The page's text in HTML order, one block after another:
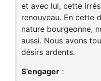
et avec lui, cette
renouveau. En cette
nature bourgeonne,
aussi. Nous avons
désirs ardents.
S’engager :